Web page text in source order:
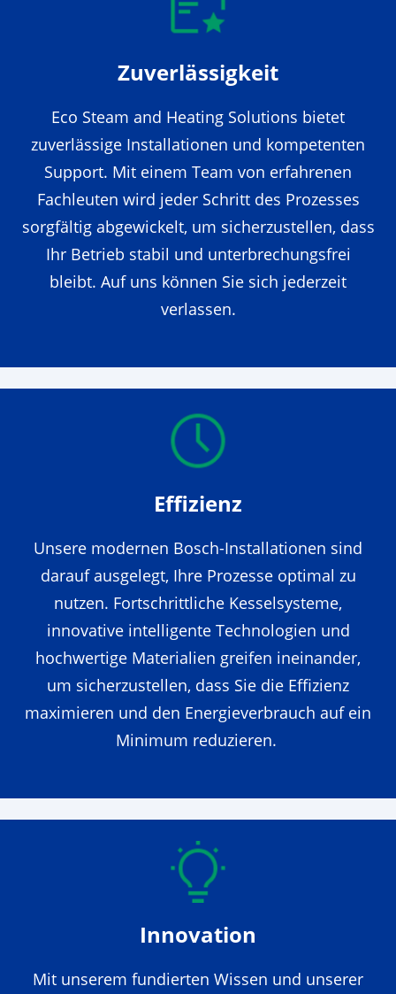
Zuverlässigkeit
Eco Steam and Heating Solutions bietet
zuverlässige Installationen und kompetenten
Support. Mit einem Team von erfahrenen
Fachleuten wird jeder Schritt des Prozesses
sorgfältig abgewickelt, um sicherzustellen, dass
Ihr Betrieb stabil und unterbrechungsfrei
bleibt. Auf uns können Sie sich jederzeit
verlassen.
Effizienz
Unsere modernen Bosch-Installationen sind
darauf ausgelegt, Ihre Prozesse optimal zu
nutzen. Fortschrittliche Kesselsysteme,
innovative intelligente Technologien und
hochwertige Materialien greifen ineinander,
um sicherzustellen, dass Sie die Effizienz
maximieren und den Energieverbrauch auf ein
Minimum reduzieren.
Innovation
Mit unserem fundierten Wissen und unserer